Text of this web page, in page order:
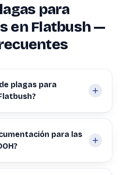
para
en Flatbush —
plagas para
para las